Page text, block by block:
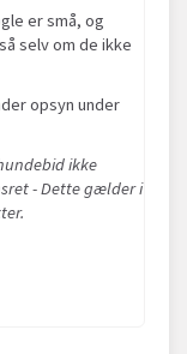
er små, og
selv om de ikke
opsyn under
ikke
- Dette gælder i